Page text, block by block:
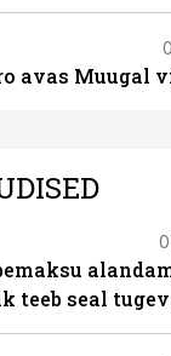
avas Muugal
teeb seal